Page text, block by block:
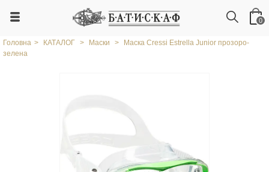
0
Головна > КАТАЛОГ > Маски >
Маска Cressi Estrella Junior прозоро-
зелена